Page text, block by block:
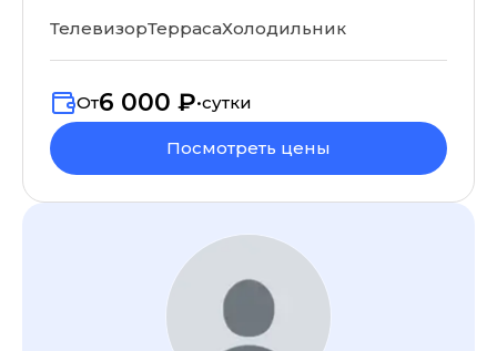
ТелевизорТеррасаХолодильник
От6 000 ₽•сутки
Посмотреть цены